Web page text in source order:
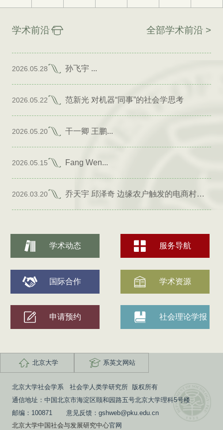
学术前沿 全部学术前沿 >
2026.05.28 孙飞宇 ...
2026.05.22 范新光 对机器“同事”的社会学思考
2026.05.20 干一卿 王鹏...
2026.05.15 Fang Wen...
2026.03.20 乔天宇 邱泽奇 边缘农户触发的电商村形成
学术动态 服务导航
国际合作 学术资源
申请预约 社会理论学报
北京大学 系英文网站
北京大学社会学系 社会学人类学研究所 版权所有
通信地址：中国北京市海淀区颐和园路五号北京大学理科5号楼
邮编：100871 意见反馈：gshweb@pku.edu.cn
北京大学中国社会与发展研究中心官网